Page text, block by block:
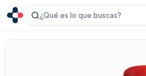
¿Qué es lo que buscas?